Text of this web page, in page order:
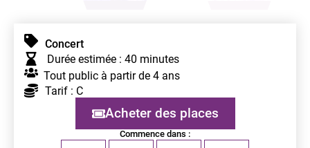
Concert
Durée estimée : 40 minutes
Tout public à partir de 4 ans
Tarif : C
Acheter des places
Commence dans :